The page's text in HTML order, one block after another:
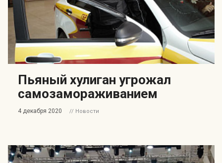
Пьяный хулиган угрожал
самозамораживанием
4 декабря 2020 // Новости